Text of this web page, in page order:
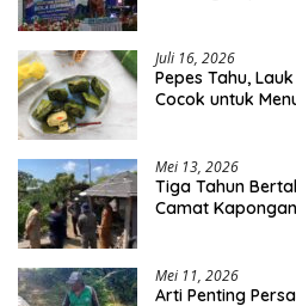
Juli 16, 2026
Pepes Tahu,
Cocok untuk
Mei 13, 2026
Tiga Tahun
Camat
Mei 11, 2026
Arti Penting